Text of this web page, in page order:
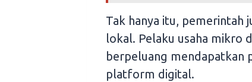
Tak hanya itu, pemerintah
lokal. Pelaku usaha mikro
berpeluang mendapatkan
platform digital.